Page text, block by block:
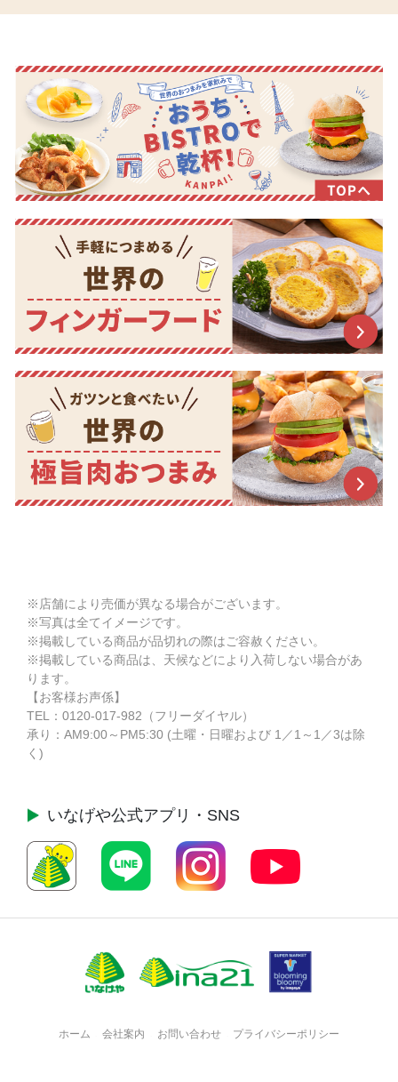
※店舗により売価が異なる場合がございます。
※写真は全てイメージです。
※掲載している商品が品切れの際はご容赦ください。
※掲載している商品は、天候などにより入荷しない場合があ
ります。
【お客様お声係】
TEL： 0120-017-982 （フリーダイヤル）
承り：AM9:00～PM5:30 (土曜・日曜および 1／1～1／3は除
く)
いなげや公式アプリ・SNS
ホーム 会社案内 お問い合わせ プライバシーポリシー